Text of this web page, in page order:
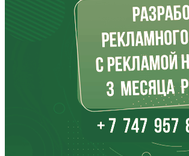
Иркутская область
Кабардино-Балкария
Калининградская область
Калмыкия
Калужская область
Камчатский край
Карачаево-Черкесия